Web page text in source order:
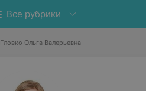
Все рубрики
Гловко Ольга Валерьевна